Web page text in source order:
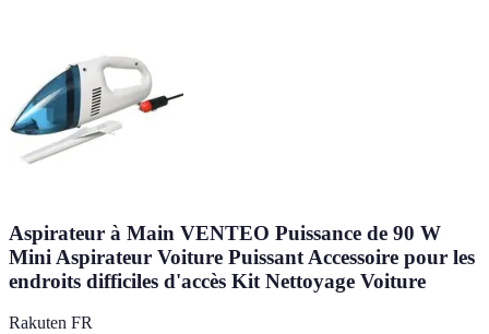
Aspirateur à Main VENTEO Puissance de 90 W
Mini Aspirateur Voiture Puissant Accessoire pour les
endroits difficiles d'accès Kit Nettoyage Voiture
Rakuten FR